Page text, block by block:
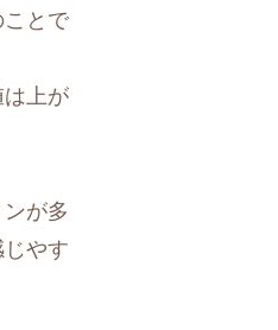
とで
上が
が多
やす